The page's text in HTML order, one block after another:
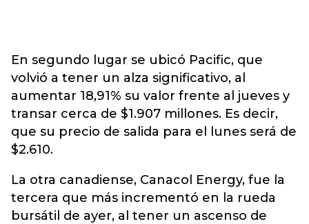
En segundo lugar se ubicó Pacific, que
volvió a tener un alza significativo, al
aumentar 18,91% su valor frente al jueves y
transar cerca de $1.907 millones. Es decir,
que su precio de salida para el lunes será de
$2.610.
La otra canadiense, Canacol Energy, fue la
tercera que más incrementó en la rueda
bursátil de ayer, al tener un ascenso de